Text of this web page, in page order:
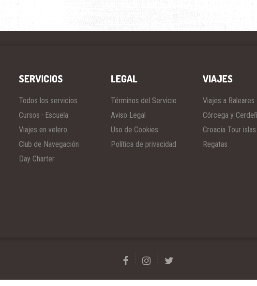
SERVICIOS
Todos los servicios
Cursos · Escuela
Viajes en velero
Club de Navegación
Day Charter
LEGAL
Términos del Servicio
Aviso Legal
Uso de Cookies
Política de privacidad
VIAJES
Viajes a Baleares
Córcega y
Croacia Tour islas
Regatas